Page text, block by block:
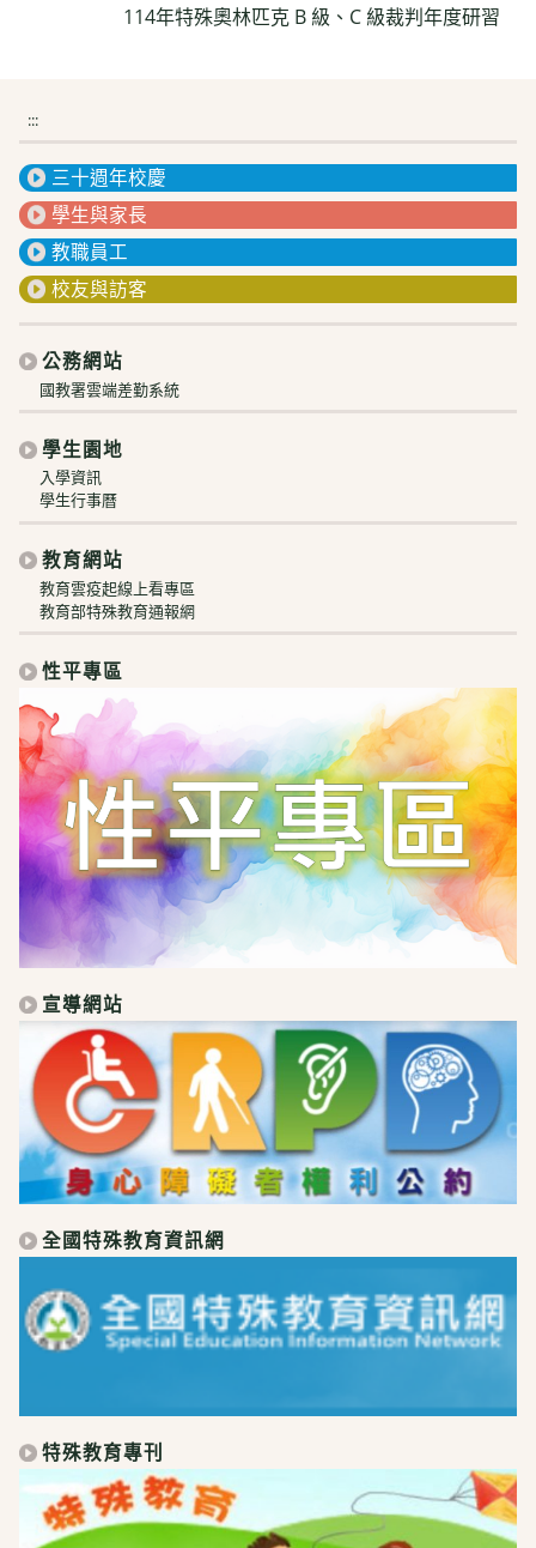
114年特殊奧林匹克 B 級、C 級裁判年度研習
:::
三十週年校慶
學生與家長
教職員工
校友與訪客
公務網站
國教署雲端差勤系統
學生園地
入學資訊
學生行事曆
教育網站
教育雲疫起線上看專區
教育部特殊教育通報網
性平專區
宣導網站
全國特殊教育資訊網
特殊教育專刊